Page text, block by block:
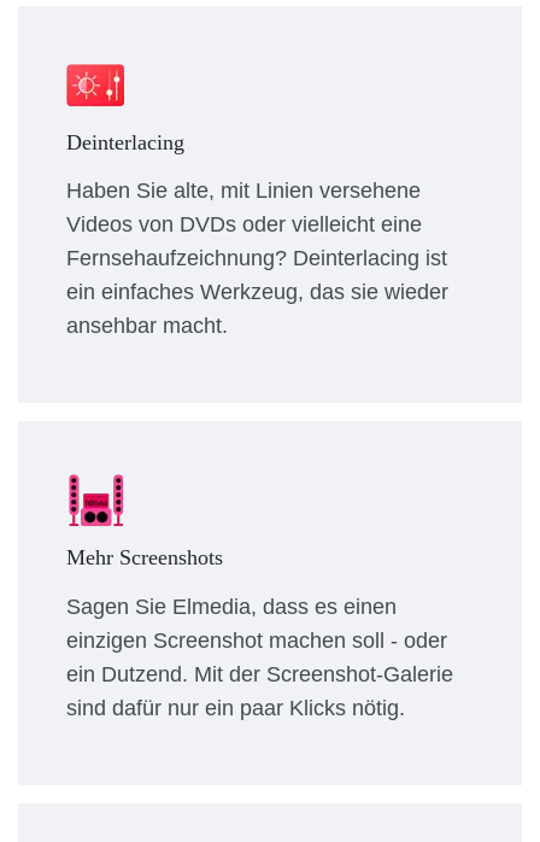
Deinterlacing
Haben Sie alte, mit Linien versehene
Videos von DVDs oder vielleicht eine
Fernsehaufzeichnung? Deinterlacing ist
ein einfaches Werkzeug, das sie wieder
ansehbar macht.
Mehr Screenshots
Sagen Sie Elmedia, dass es einen
einzigen Screenshot machen soll - oder
ein Dutzend. Mit der Screenshot-Galerie
sind dafür nur ein paar Klicks nötig.